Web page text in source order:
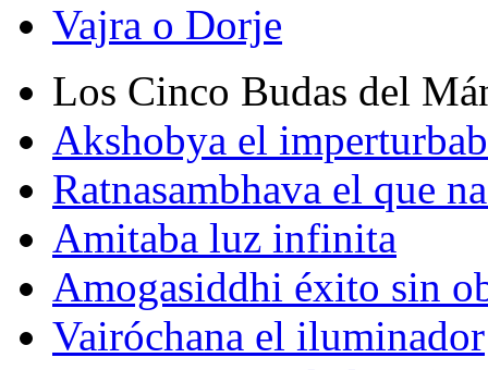
Vajra o Dorje
Los Cinco Budas del
Akshobya el
Ratnasambhava el que
Amitaba luz infinita
Amogasiddhi éxito sin
Vairóchana el iluminador